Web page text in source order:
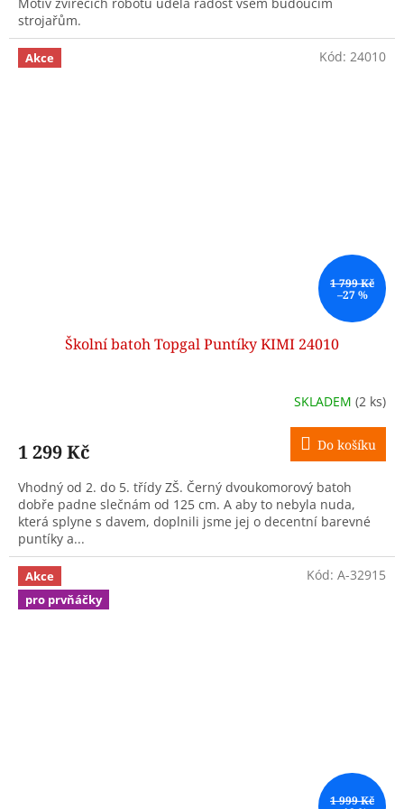
Motiv zvířecích robotů udělá radost všem budoucím
strojařům.
Akce
1 799 Kč
–27 %
Školní batoh Topgal Puntíky KIMI 24010
SKLADEM (2 ks)
1 299 Kč Do košíku
Vhodný od 2. do 5. třídy ZŠ. Černý dvoukomorový batoh
dobře padne slečnám od 125 cm. A aby to nebyla nuda,
která splyne s davem, doplnili jsme jej o decentní barevné
puntíky a...
Kód: 24010
Akce
pro prvňáčky
1 999 Kč
Kód: A-32915